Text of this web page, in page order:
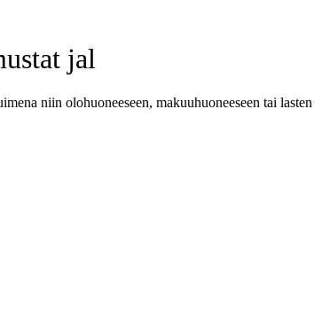
jal
niin olohuoneeseen, makuuhuoneeseen tai lasten